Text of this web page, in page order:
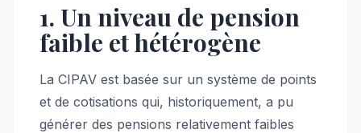
1. Un niveau de pension
faible et hétérogène
La CIPAV est basée sur un système de points
et de cotisations qui, historiquement, a pu
générer des pensions relativement faibles